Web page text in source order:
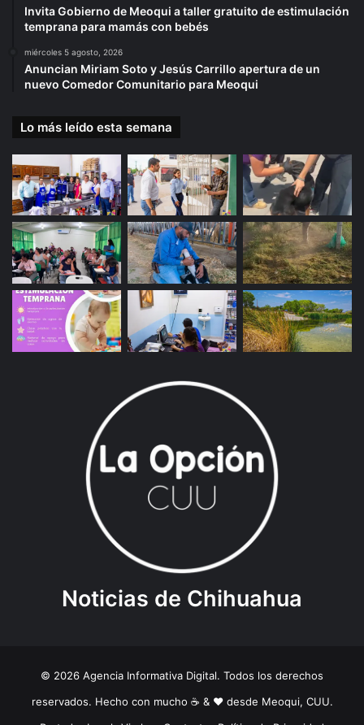
Invita Gobierno de Meoqui a taller gratuito de estimulación
temprana para mamás con bebés
miércoles 5 agosto, 2026
Anuncian Miriam Soto y Jesús Carrillo apertura de un
nuevo Comedor Comunitario para Meoqui
Lo más leído esta semana
Noticias de Chihuahua
© 2026 Agencia Informativa Digital. Todos los derechos
reservados. Hecho con mucho ☕️ & ❤️ desde Meoqui, CUU.